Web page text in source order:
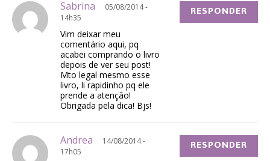
Sabrina
05/08/2014 -
14h35
Vim deixar meu
comentário aqui, pq
acabei comprando o livro
depois de ver seu post!
Mto legal mesmo esse
livro, li rapidinho pq ele
prende a atenção!
Obrigada pela dica! Bjs!
RESPONDER
Andrea
14/08/2014 -
17h05
RESPONDER